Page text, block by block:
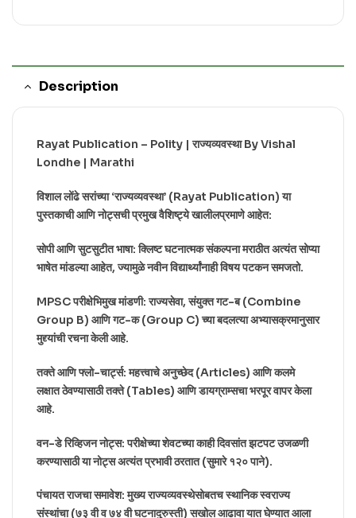
Description
Rayat Publication – Polity | राज्यव्यवस्था By Vishal
Londhe | Marathi
विशाल लोंढे सरांच्या ‘राज्यव्यवस्था’ (Rayat Publication) या
पुस्तकाची आणि नोट्सची प्रमुख वैशिष्ट्ये खालीलप्रमाणे आहेत:
सोपी आणि सुटसुटीत भाषा: क्लिष्ट घटनात्मक संकल्पना मराठीत अत्यंत सोप्या
भाषेत मांडल्या आहेत, ज्यामुळे नवीन विद्यार्थ्यांनाही विषय पटकन समजतो.
MPSC परीक्षेभिमुख मांडणी: राज्यसेवा, संयुक्त गट-ब (Combine
Group B) आणि गट-क (Group C) च्या बदलत्या अभ्यासक्रमानुसार
मुद्द्यांची रचना केली आहे.
तक्ते आणि फ्लो-चार्ट्स: महत्त्वाचे अनुच्छेद (Articles) आणि कलमे
लक्षात ठेवण्यासाठी तक्ते (Tables) आणि डायग्राम्सचा भरपूर वापर केला
आहे.
वन-डे रिव्हिजन नोट्स: परीक्षेच्या शेवटच्या काही दिवसांत झटपट उजळणी
करण्यासाठी या नोट्स अत्यंत प्रभावी ठरतात (सुमारे १२० पाने).
पंचायत राजचा समावेश: मुख्य राज्यव्यवस्थेसोबतच स्थानिक स्वराज्य
संस्थांचा (७३ वी व ७४ वी घटनादुरुस्ती) सखोल आढावा यात घेण्यात आला